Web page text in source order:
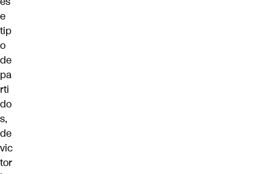
e
tip
o
de
pa
rti
do
s,
de
vic
tor